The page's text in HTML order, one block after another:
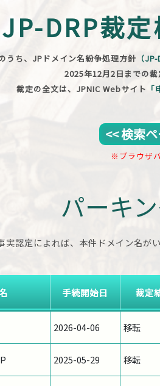
JP-DRP裁
うち、JPドメイン名紛争処理方針 （JP-
2025年12月2日までの裁
裁定の全文は、JPNIC Webサイト
<< 検索
※ブラウザ
パーキ
実認定によれば、本件ドメイン名
手続開始日 裁定
2026-04-06 移転
2025-05-29 移転